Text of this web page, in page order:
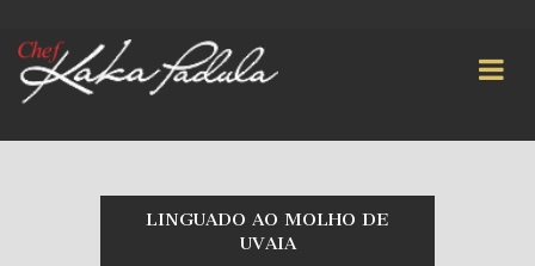
LINGUADO AO MOLHO DE
UVAIA